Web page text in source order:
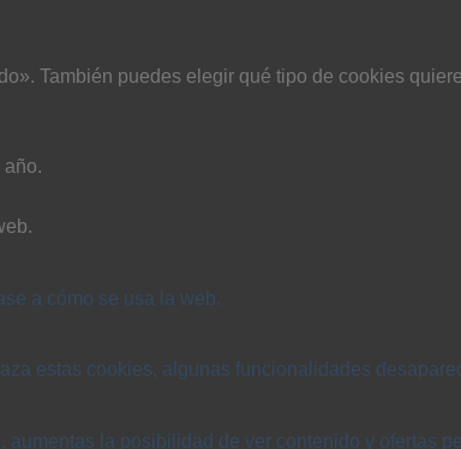
También puedes elegir qué tipo de cookies
año.
a cómo se usa la web.
estas cookies, algunas funcionalidades
la posibilidad de ver contenido y ofertas